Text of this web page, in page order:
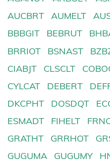
AUCBRT
AUMELT
BBBGIT
BEBRUT
BRRIOT
BSNAST
CIABJT
CLSCLT
CYLCAT
DEBERT
DKCPHT
DOSDQT
ESMADT
FIHELT
GRATHT
GRRHOT
GUGUMA
GUGUMY